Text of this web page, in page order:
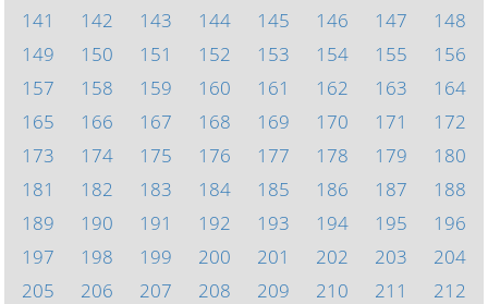
141
142 143 144 145 146 147
148
149
150 151 152 153 154 155
156
157
158 159 160 161 162 163
164
165
166 167 168 169 170 171
172
173
174 175 176 177 178 179
180
181
182 183 184 185 186 187
188
189
190 191 192 193 194 195
196
197
198 199 200 201 202 203
204
205
206 207 208 209 210 211
212